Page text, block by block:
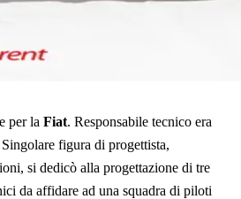
per la Fiat. Responsabile tecnico era
Singolare figura di progettista,
si dedicò alla progettazione di tre
da affidare ad una squadra di piloti